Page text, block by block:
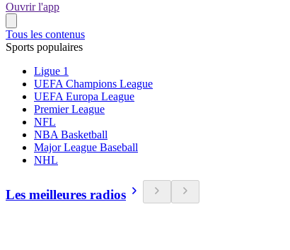
Ouvrir l'app
Tous les contenus
Sports populaires
Ligue 1
UEFA Champions League
UEFA Europa League
Premier League
NFL
NBA Basketball
Major League Baseball
NHL
Les meilleures radios